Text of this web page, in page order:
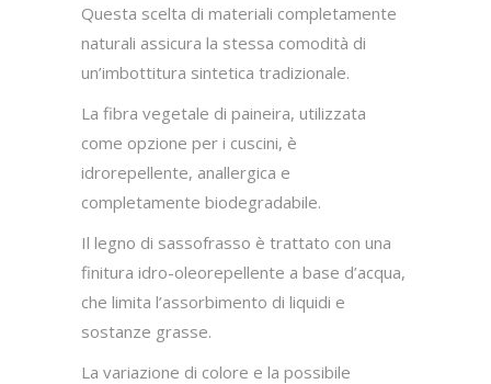
Questa scelta di materiali completamente
naturali assicura la stessa comodità di
un’imbottitura sintetica tradizionale.
La fibra vegetale di paineira, utilizzata
come opzione per i cuscini, è
idrorepellente, anallergica e
completamente biodegradabile.
Il legno di sassofrasso è trattato con una
finitura idro-oleorepellente a base d’acqua,
che limita l’assorbimento di liquidi e
sostanze grasse.
La variazione di colore e la possibile